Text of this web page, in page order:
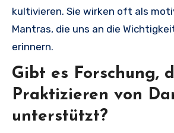
kultivieren. Sie wirken oft als
Mantras, die uns an die
erinnern.
Gibt es Forschung,
Praktizieren von
unterstützt?